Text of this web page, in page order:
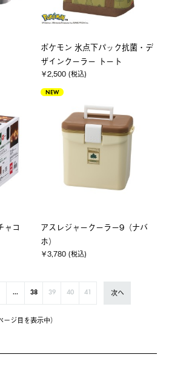
ポケモン 氷点下パック抗菌・デ
ザインクーラー トート
￥2,500 (税込)
ャコ
NEW
アスレジャークーラー9（ナバ
ホ）
￥3,780 (税込)
ジ⽬を表⽰中）
... 38 39 40 41 次へ